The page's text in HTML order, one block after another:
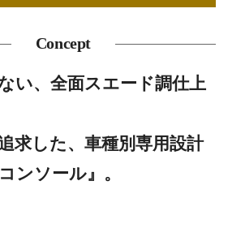
Concept
い、全面スエード調仕上
求した、車種別専用設計
ンソール』。